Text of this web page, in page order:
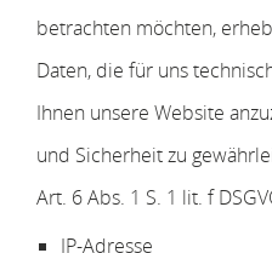
betrachten möchten,
Daten, die für uns
Ihnen unsere Website
und Sicherheit zu
Art. 6 Abs. 1 S. 1 lit. f
IP-Adresse